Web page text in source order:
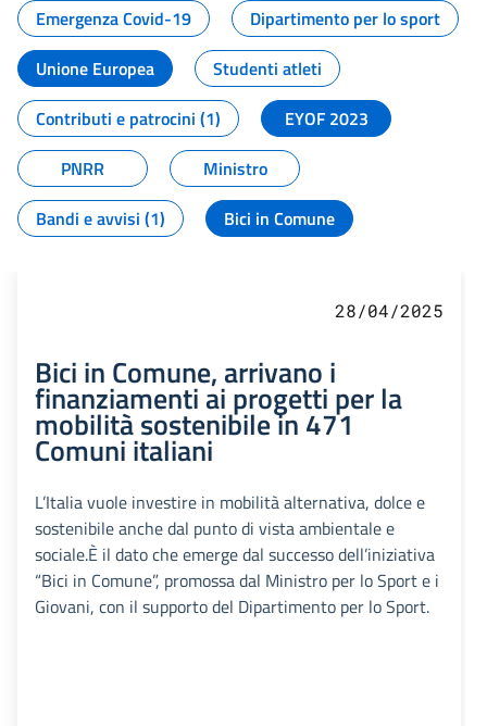
Emergenza Covid-19
Dipartimento per lo sport
Unione Europea
Studenti atleti
Contributi e patrocini (1)
EYOF 2023
PNRR
Ministro
Bandi e avvisi (1)
Bici in Comune
28/04/2025
Bici in Comune, arrivano i
finanziamenti ai progetti per la
mobilità sostenibile in 471
Comuni italiani
L’Italia vuole investire in mobilità alternativa, dolce e
sostenibile anche dal punto di vista ambientale e
sociale.È il dato che emerge dal successo dell’iniziativa
“Bici in Comune”, promossa dal Ministro per lo Sport e i
Giovani, con il supporto del Dipartimento per lo Sport.